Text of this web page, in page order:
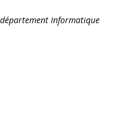
Informatique